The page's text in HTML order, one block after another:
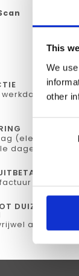
This
We
other
Selection
dagen (fysiek)
DUIZENDEN
alles